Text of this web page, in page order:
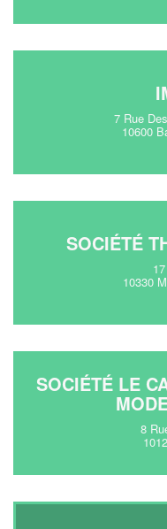
7 Rue
10600
SOCIÉTÉ
10330
SOCIÉTÉ LE
8